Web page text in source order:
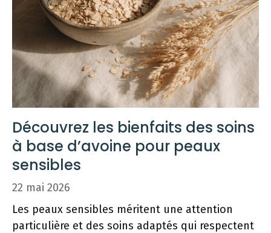
Découvrez les bienfaits des soins
à base d’avoine pour peaux
sensibles
22 mai 2026
Les peaux sensibles méritent une attention
particulière et des soins adaptés qui respectent